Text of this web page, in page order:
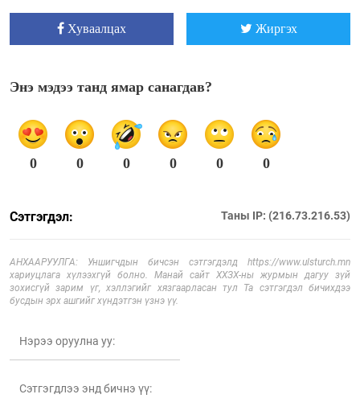
Хуваалцах Жиргэх
Энэ мэдээ танд ямар санагдав?
0 0 0 0 0 0
Сэтгэгдэл: Таны IP: (216.73.216.53)
АНХААРУУЛГА: Уншигчдын бичсэн сэтгэгдэлд https://www.ulsturch.mn
хариуцлага хүлээхгүй болно. Манай сайт ХХЗХ-ны журмын дагуу зүй
зохисгүй зарим үг, хэллэгийг хязгаарласан тул Та сэтгэгдэл бичихдээ
бусдын эрх ашгийг хүндэтгэн үзнэ үү.